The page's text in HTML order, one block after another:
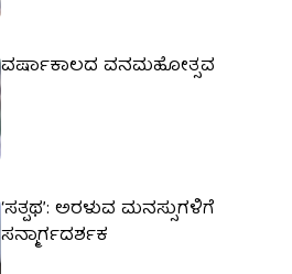
ವರ್ಷಾಕಾಲದ ವನಮಹೋತ್ಸವ
‘ಸತ್ಪಥ’: ಅರಳುವ ಮನಸ್ಸುಗಳಿಗೆ
ಸನ್ಮಾರ್ಗದರ್ಶಕ